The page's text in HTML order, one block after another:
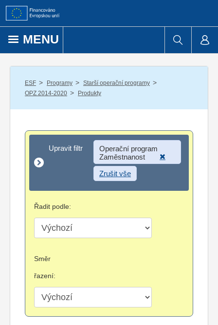
Přejít k obsahu
MENU
ESF / Programy / Starší operační programy /
OPZ 2014-2020 / Produkty
Upravit filtr
Upravit filtr
Operační program
Zaměstnanost
Zrušit vše
Řadit podle:
Směr
řazení: